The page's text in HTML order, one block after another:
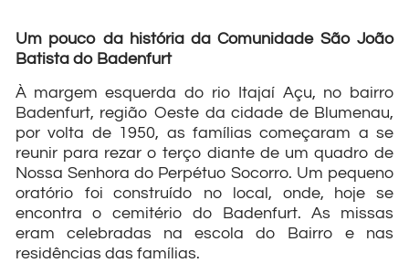
Um pouco da história da Comunidade São João
Batista do Badenfurt
À margem esquerda do rio Itajaí Açu, no bairro
Badenfurt, região Oeste da cidade de Blumenau,
por volta de 1950, as famílias começaram a se
reunir para rezar o terço diante de um quadro de
Nossa Senhora do Perpétuo Socorro. Um pequeno
oratório foi construído no local, onde, hoje se
encontra o cemitério do Badenfurt. As missas
eram celebradas na escola do Bairro e nas
residências das famílias.